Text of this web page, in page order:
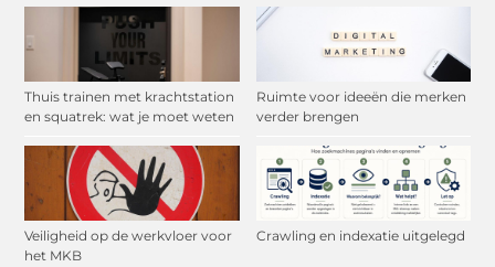
Thuis trainen met krachtstation
en squatrek: wat je moet weten
Ruimte voor ideeën die merken
verder brengen
Veiligheid op de werkvloer voor
het MKB
Crawling en indexatie uitgelegd